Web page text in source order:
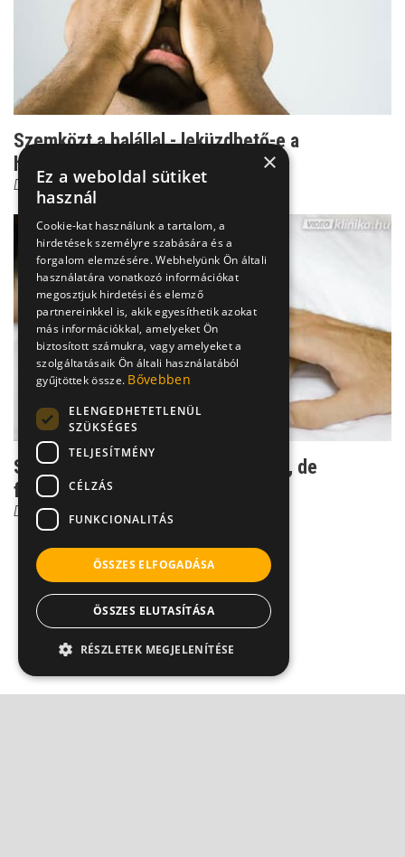
Szemközt a halállal - leküzdhető-e a
halálfélelem?
Dr. Ormay István
Szeretetfüggőség - nem betegség, de
foglalkozni kell vele
Dr. Ormay István
×
Ez a weboldal sütiket
használ
Cookie-kat használunk a tartalom, a
hirdetések személyre szabására és a
forgalom elemzésére. Webhelyünk Ön általi
használatára vonatkozó információkat
megosztjuk hirdetési és elemző
partnereinkkel is, akik egyesíthetik azokat
más információkkal, amelyeket Ön
biztosított számukra, vagy amelyeket a
szolgáltatásaik Ön általi használatából
gyűjtöttek össze. Bővebben
ELENGEDHETETLENÜL
SZÜKSÉGES
TELJESÍTMÉNY
CÉLZÁS
FUNKCIONALITÁS
ÖSSZES ELFOGADÁSA
ÖSSZES ELUTASÍTÁSA
RÉSZLETEK MEGJELENÍTÉSE